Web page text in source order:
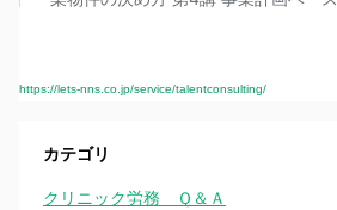
https://lets-nns.co.jp/service/talentconsulting/
カテゴリ
クリニック労務 Ｑ＆Ａ